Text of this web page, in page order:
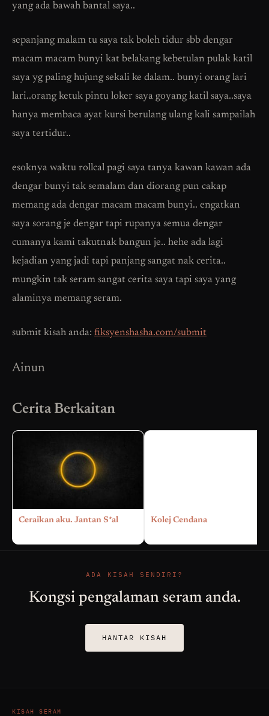
yang ada bawah bantal saya..
sepanjang malam tu saya tak boleh tidur sbb dengar
macam macam bunyi kat belakang kebetulan pulak katil
saya yg paling hujung sekali ke dalam.. bunyi orang lari
lari..orang ketuk pintu loker saya goyang katil saya..saya
hanya membaca ayat kursi berulang ulang kali sampailah
saya tertidur..
esoknya waktu rollcal pagi saya tanya kawan kawan ada
dengar bunyi tak semalam dan diorang pun cakap
memang ada dengar macam macam bunyi.. engatkan
saya sorang je dengar tapi rupanya semua dengar
cumanya kami takutnak bangun je.. hehe ada lagi
kejadian yang jadi tapi panjang sangat nak cerita..
mungkin tak seram sangat cerita saya tapi saya yang
alaminya memang seram.
submit kisah anda: fiksyenshasha.com/submit
Ainun
Cerita Berkaitan
Ceraikan aku. Jantan S*al Kolej Cendana
ADA KISAH SENDIRI?
Kongsi pengalaman seram anda.
HANTAR KISAH
KISAH SERAM